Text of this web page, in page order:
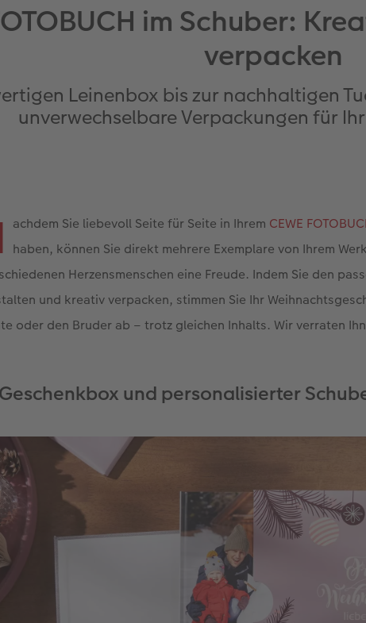
im Schuber:
verpacken
Leinenbox bis zur nachhaltigen
unverwechselbare Verpackungen für Ihr
achdem Sie liebevoll Seite für Seite in Ihrem CEWE
haben, können Sie direkt mehrere Exemplare von Ihrem
Herzensmenschen eine Freude. Indem Sie den
und kreativ verpacken, stimmen Sie Ihr
oder den Bruder ab – trotz gleichen Inhalts. Wir verraten
und personalisierter